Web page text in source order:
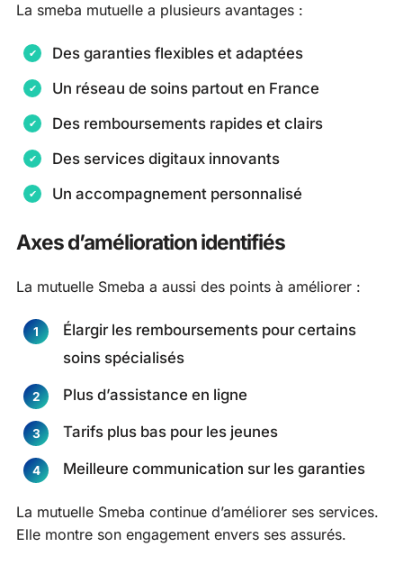
La smeba mutuelle a plusieurs avantages :
Des garanties flexibles et adaptées
Un réseau de soins partout en France
Des remboursements rapides et clairs
Des services digitaux innovants
Un accompagnement personnalisé
Axes d’amélioration identifiés
La mutuelle Smeba a aussi des points à améliorer :
Élargir les remboursements pour certains
soins spécialisés
Plus d’assistance en ligne
Tarifs plus bas pour les jeunes
Meilleure communication sur les garanties
La mutuelle Smeba continue d’améliorer ses services.
Elle montre son engagement envers ses assurés.